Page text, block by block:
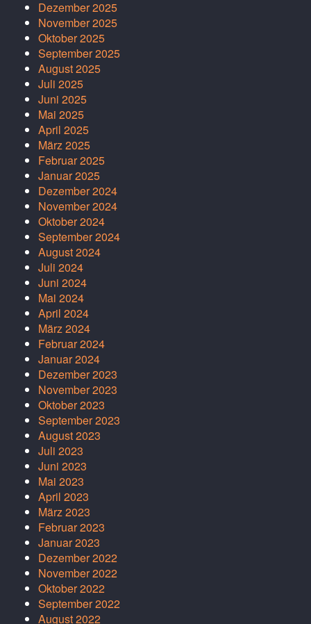
Dezember 2025
November 2025
Oktober 2025
September 2025
August 2025
Juli 2025
Juni 2025
Mai 2025
April 2025
März 2025
Februar 2025
Januar 2025
Dezember 2024
November 2024
Oktober 2024
September 2024
August 2024
Juli 2024
Juni 2024
Mai 2024
April 2024
März 2024
Februar 2024
Januar 2024
Dezember 2023
November 2023
Oktober 2023
September 2023
August 2023
Juli 2023
Juni 2023
Mai 2023
April 2023
März 2023
Februar 2023
Januar 2023
Dezember 2022
November 2022
Oktober 2022
September 2022
August 2022